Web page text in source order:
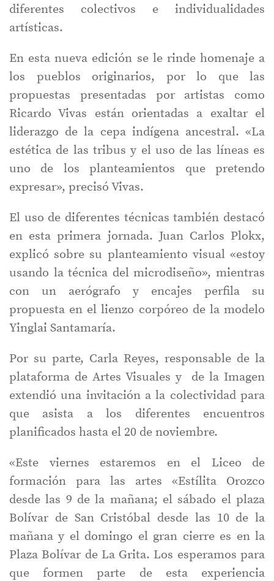
diferentes colectivos e individualidades
artísticas.
En esta nueva edición se le rinde homenaje a
los pueblos originarios, por lo que las
propuestas presentadas por artistas como
Ricardo Vivas están orientadas a exaltar el
liderazgo de la cepa indígena ancestral. «La
estética de las tribus y el uso de las líneas es
uno de los planteamientos que pretendo
expresar», precisó Vivas.
El uso de diferentes técnicas también destacó
en esta primera jornada. Juan Carlos Plokx,
explicó sobre su planteamiento visual «estoy
usando la técnica del microdiseño», mientras
con un aerógrafo y encajes perfila su
propuesta en el lienzo corpóreo de la modelo
Yinglai Santamaría.
Por su parte, Carla Reyes, responsable de la
plataforma de Artes Visuales y de la Imagen
extendió una invitación a la colectividad para
que asista a los diferentes encuentros
planificados hasta el 20 de noviembre.
«Este viernes estaremos en el Liceo de
formación para las artes «Estílita Orozco
desde las 9 de la mañana; el sábado el plaza
Bolívar de San Cristóbal desde las 10 de la
mañana y el domingo el gran cierre es en la
Plaza Bolívar de La Grita. Los esperamos para
que formen parte de esta experiencia